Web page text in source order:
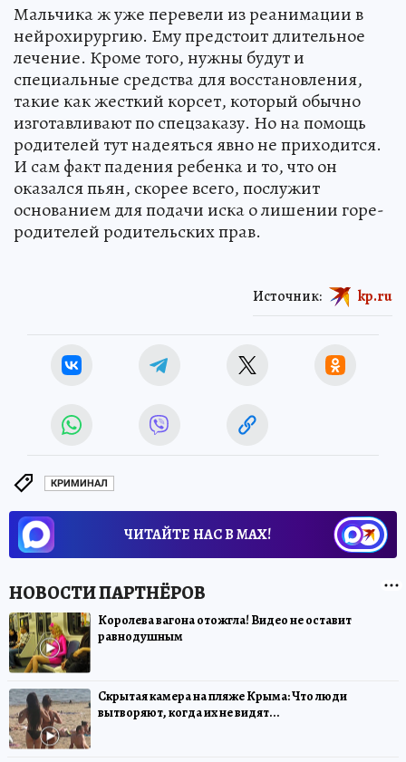
Мальчика ж уже перевели из реанимации в
нейрохирургию. Ему предстоит длительное
лечение. Кроме того, нужны будут и
специальные средства для восстановления,
такие как жесткий корсет, который обычно
изготавливают по спецзаказу. Но на помощь
родителей тут надеяться явно не приходится.
И сам факт падения ребенка и то, что он
оказался пьян, скорее всего, послужит
основанием для подачи иска о лишении горе-
родителей родительских прав.
Источник: kp.ru
КРИМИНАЛ
ЧИТАЙТЕ НАС В МАХ!
Королева вагона отожгла! Видео не оставит
равнодушным
Скрытая камера на пляже Крыма: Что люди
вытворяют, когда их не видят...